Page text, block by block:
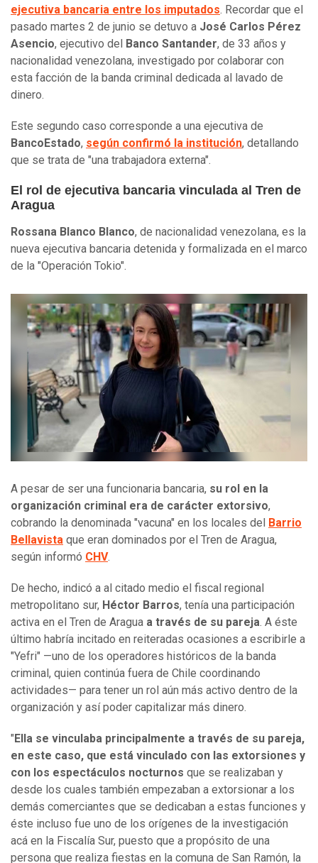
ejecutiva bancaria entre los imputados. Recordar que el
pasado martes 2 de junio se detuvo a José Carlos Pérez
Asencio, ejecutivo del Banco Santander, de 33 años y
nacionalidad venezolana, investigado por colaborar con
esta facción de la banda criminal dedicada al lavado de
dinero.
Este segundo caso corresponde a una ejecutiva de
BancoEstado, según confirmó la institución, detallando
que se trata de "una trabajadora externa".
El rol de ejecutiva bancaria vinculada al Tren de
Aragua
Rossana Blanco Blanco, de nacionalidad venezolana, es la
nueva ejecutiva bancaria detenida y formalizada en el marco
de la "Operación Tokio".
A pesar de ser una funcionaria bancaria, su rol en la
organización criminal era de carácter extorsivo,
cobrando la denominada "vacuna" en los locales del Barrio
Bellavista que eran dominados por el Tren de Aragua,
según informó CHV.
De hecho, indicó a al citado medio el fiscal regional
metropolitano sur, Héctor Barros, tenía una participación
activa en el Tren de Aragua a través de su pareja. A éste
último habría incitado en reiteradas ocasiones a escribirle a
"Yefri" —uno de los operadores históricos de la banda
criminal, quien continúa fuera de Chile coordinando
actividades— para tener un rol aún más activo dentro de la
organización y así poder capitalizar más dinero.
"Ella se vinculaba principalmente a través de su pareja,
en este caso, que está vinculado con las extorsiones y
con los espectáculos nocturnos que se realizaban y
desde los cuales también empezaban a extorsionar a los
demás comerciantes que se dedicaban a estas funciones y
éste incluso fue uno de los orígenes de la investigación
acá en la Fiscalía Sur, puesto que a propósito de una
persona que realiza fiestas en la comuna de San Ramón, la